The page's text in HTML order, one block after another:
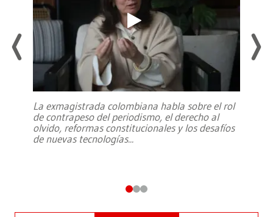
La exmagistrada colombiana habla sobre el rol
de contrapeso del periodismo, el derecho al
olvido, reformas constitucionales y los desafíos
de nuevas tecnologías...